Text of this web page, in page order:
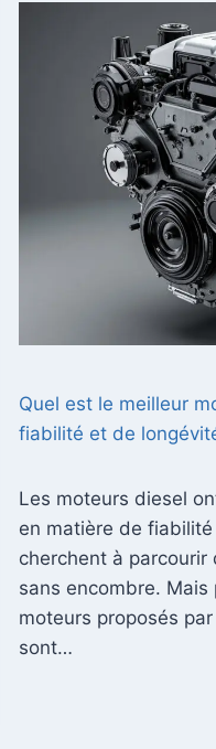
Quel est le meilleur
fiabilité et de
Les moteurs diesel
en matière de
cherchent à
sans encombre.
moteurs proposés
sont…